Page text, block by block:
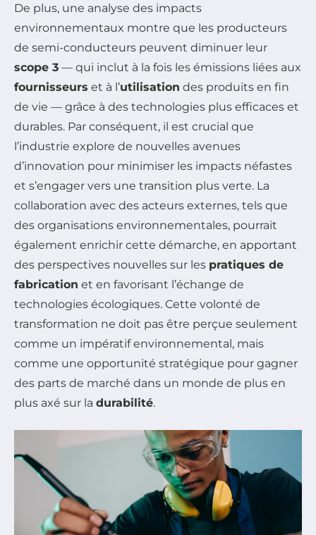
De plus, une analyse des impacts
environnementaux montre que les producteurs
de semi-conducteurs peuvent diminuer leur
scope 3 — qui inclut à la fois les émissions liées aux
fournisseurs et à l’utilisation des produits en fin
de vie — grâce à des technologies plus efficaces et
durables. Par conséquent, il est crucial que
l’industrie explore de nouvelles avenues
d’innovation pour minimiser les impacts néfastes
et s’engager vers une transition plus verte. La
collaboration avec des acteurs externes, tels que
des organisations environnementales, pourrait
également enrichir cette démarche, en apportant
des perspectives nouvelles sur les pratiques de
fabrication et en favorisant l’échange de
technologies écologiques. Cette volonté de
transformation ne doit pas être perçue seulement
comme un impératif environnemental, mais
comme une opportunité stratégique pour gagner
des parts de marché dans un monde de plus en
plus axé sur la durabilité.